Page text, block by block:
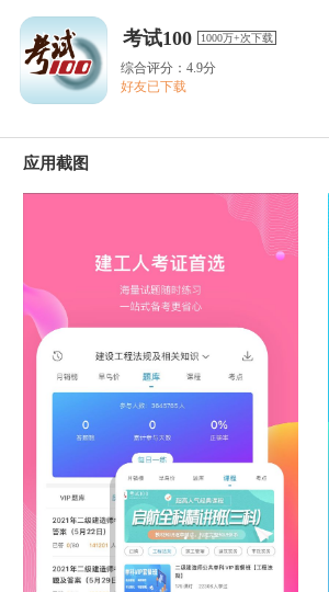
考试100 1000万+次下载
综合评分：4.9分
好友已下载
应用截图